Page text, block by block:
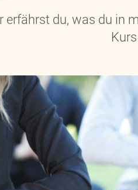
erfährst du, was du in